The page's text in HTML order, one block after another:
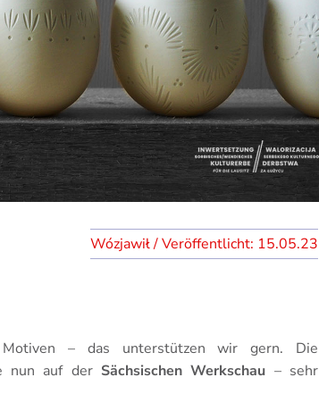
15.05.23
– das unterstützen wir gern. Die
nun auf der Sächsischen Werkschau – sehr